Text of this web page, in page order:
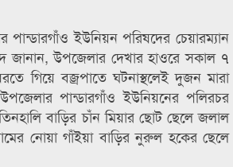
পান্ডারগাঁও ইউনিয়ন পরিষদের চেয়ারম্যান
জানান, উপজেলার দেখার হাওরে সকাল ৭
গিয়ে বজ্রপাতে ঘটনাস্থলেই দুজন মারা
পান্ডারগাঁও ইউনিয়নের পলিরচর
বাড়ির চাঁন মিয়ার ছোট ছেলে জলাল
নোয়া গাঁইয়া বাড়ির নুরুল হকের ছেলে